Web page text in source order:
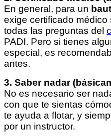
En general, para un
exige certificado
todas las preguntas del
PADI. Pero si tienes
especial, es
antes.
3. Saber nadar
No es necesario ser
con que te sientas
te ayuda a flotar, y
por un instructor.